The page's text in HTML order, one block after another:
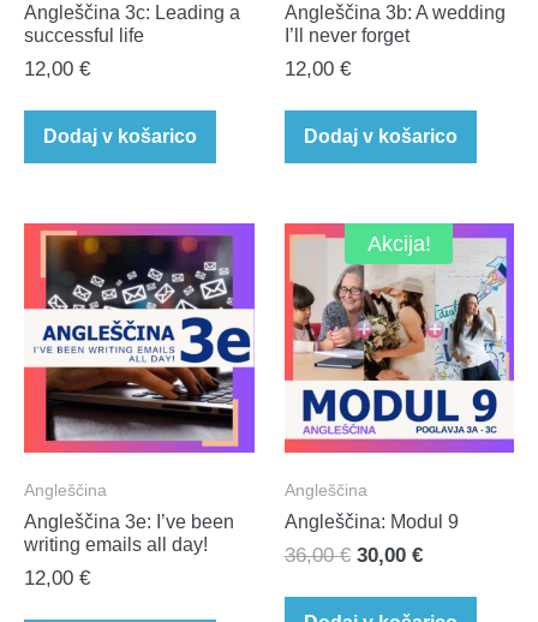
Angleščina 3c: Leading a
successful life
12,00 €
Dodaj v košarico
Angleščina 3b: A wedding
I’ll never forget
12,00 €
Dodaj v košarico
Angleščina
Angleščina 3e: I’ve been
writing emails all day!
12,00 €
Akcija!
Angleščina
Angleščina: Modul 9
36,00€ Izvirna
30,00 €Trenutna